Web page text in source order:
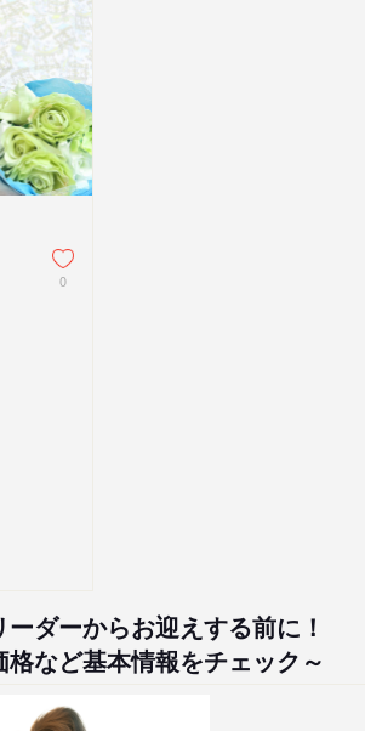
0
ダーからお迎えする前に！
格など基本情報をチェック～